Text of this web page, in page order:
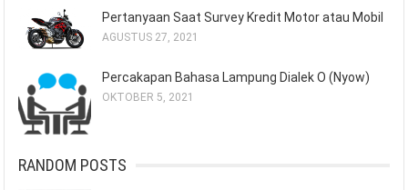
Pertanyaan Saat Survey Kredit Motor atau Mobil
AGUSTUS 27, 2021
Percakapan Bahasa Lampung Dialek O (Nyow)
OKTOBER 5, 2021
RANDOM POSTS